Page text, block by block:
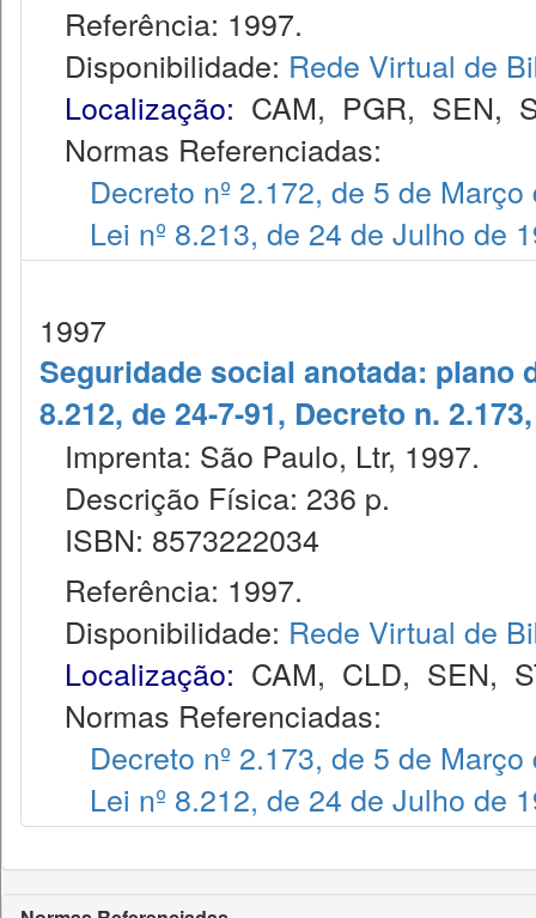
Referência: 1997.
Disponibilidade: Rede Virtual de
Localização: CAM, PGR, SEN,
Normas Referenciadas:
Decreto nº 2.172, de 5 de
Lei nº 8.213, de 24 de Julho de
1997
Seguridade social anotada: plano
8.212, de 24-7-91, Decreto n.
Imprenta: São Paulo, Ltr, 1997.
Descrição Física: 236 p.
ISBN: 8573222034
Referência: 1997.
Disponibilidade: Rede Virtual de
Localização: CAM, CLD, SEN,
Normas Referenciadas:
Decreto nº 2.173, de 5 de
Lei nº 8.212, de 24 de Julho de